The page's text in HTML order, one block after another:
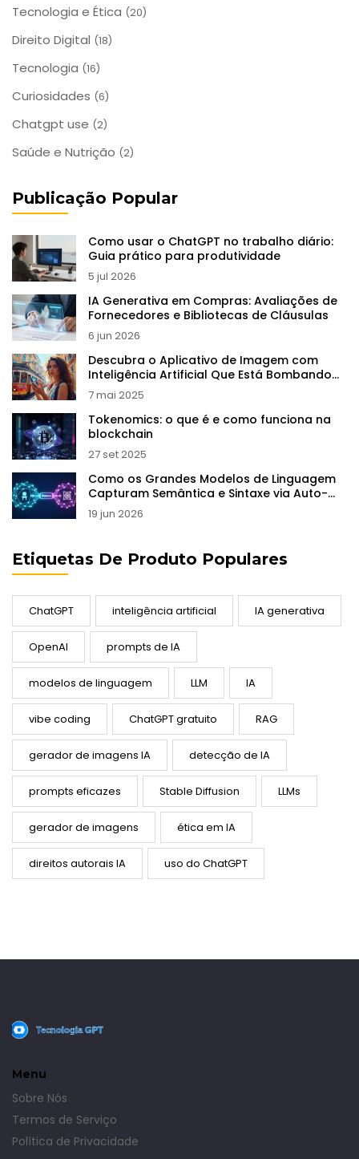
Tecnologia e Ética (20)
Direito Digital (18)
Tecnologia (16)
Curiosidades (6)
Chatgpt use (2)
Saúde e Nutrição (2)
Publicação Popular
Como usar o ChatGPT no trabalho diário:
Guia prático para produtividade
5 jul 2026
IA Generativa em Compras: Avaliações de
Fornecedores e Bibliotecas de Cláusulas
6 jun 2026
Descubra o Aplicativo de Imagem com
Inteligência Artificial Que Está Bombando
Agora
7 mai 2025
Tokenomics: o que é e como funciona na
blockchain
27 set 2025
Como os Grandes Modelos de Linguagem
Capturam Semântica e Sintaxe via Auto-
supervisão
19 jun 2026
Etiquetas De Produto Populares
ChatGPT inteligência artificial IA generativa
OpenAI prompts de IA
modelos de linguagem LLM IA
vibe coding ChatGPT gratuito RAG
gerador de imagens IA detecção de IA
prompts eficazes Stable Diffusion LLMs
gerador de imagens ética em IA
direitos autorais IA uso do ChatGPT
Menu
Sobre Nós
Termos de Serviço
Política de Privacidade